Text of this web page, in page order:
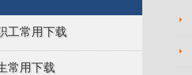
工常用下载
常用下载